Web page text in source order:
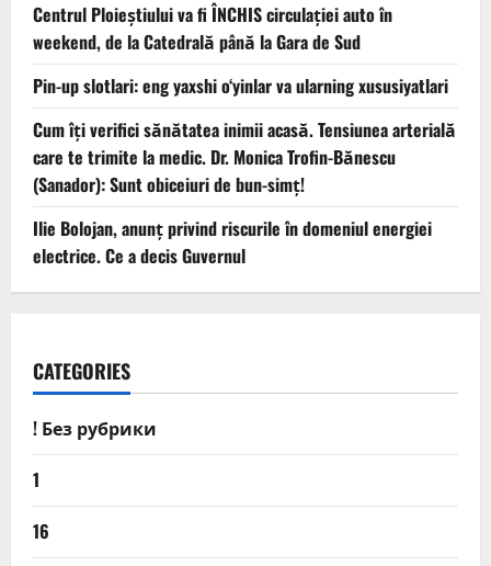
Centrul Ploieștiului va fi ÎNCHIS circulației auto în
weekend, de la Catedrală până la Gara de Sud
Pin-up slotlari: eng yaxshi o‘yinlar va ularning xususiyatlari
Cum îți verifici sănătatea inimii acasă. Tensiunea arterială
care te trimite la medic. Dr. Monica Trofin-Bănescu
(Sanador): Sunt obiceiuri de bun-simț!
Ilie Bolojan, anunț privind riscurile în domeniul energiei
electrice. Ce a decis Guvernul
CATEGORIES
! Без рубрики
1
16